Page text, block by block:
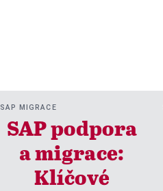
SAP MIGRACE
SAP podpora
a migrace:
Klíčové